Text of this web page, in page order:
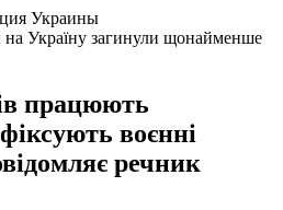
Украины
на Україну загинули щонайменше
працюють
воєнні
речник